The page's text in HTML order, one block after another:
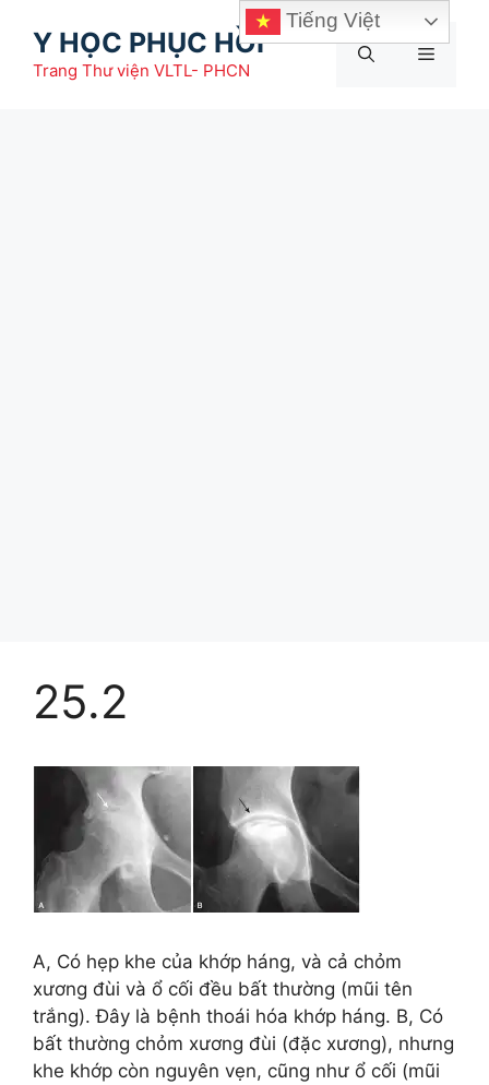
Y HỌC PHỤC HỒI
Trang Thư viện VLTL- PHCN
Menu
25.2
A, Có hẹp khe của khớp háng, và cả chỏm
xương đùi và ổ cối đều bất thường (mũi tên
trắng). Đây là bệnh thoái hóa khớp háng. B, Có
bất thường chỏm xương đùi (đặc xương), nhưng
khe khớp còn nguyên vẹn, cũng như ổ cối (mũi
Tiếng Việt